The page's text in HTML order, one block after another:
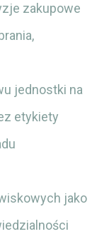
zakupowe
jednostki na
etykiety
jako